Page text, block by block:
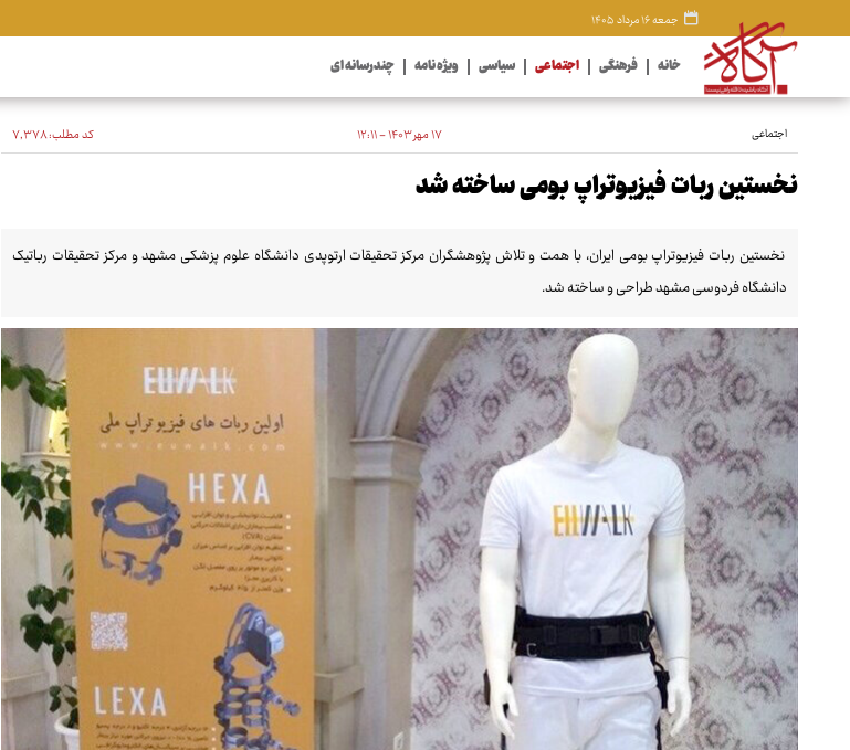
جمعه ۱۶ مرداد ۱۴۰۵
خانه فرهنگی اجتماعی سیاسی ویژه نامه چندرسانه ای
اجتماعی ۱۷ مهر ۱۴۰۳ - ۱۲:۱۱ کد مطلب:۷٬۳۷۸
نخستین ربات فیزیوتراپ بومی ساخته شد
نخستین ربات فیزیوتراپ بومی ایران، با همت و تلاش پژوهشگران مرکز تحقیقات ارتوپدی دانشگاه علوم پزشکی مشهد و مرکز تحقیقات رباتیک
دانشگاه فردوسی مشهد طراحی و ساخته شد.